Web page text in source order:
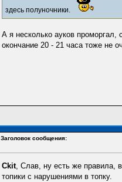
здесь полуночники.
А я несколько ауков проморгал,
окончание 20 - 21 часа тоже не
Заголовок сообщения:
Ckit, Слав, ну есть же правила,
топики с нарушениями в топку.